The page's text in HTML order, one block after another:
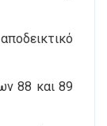
88 και 89